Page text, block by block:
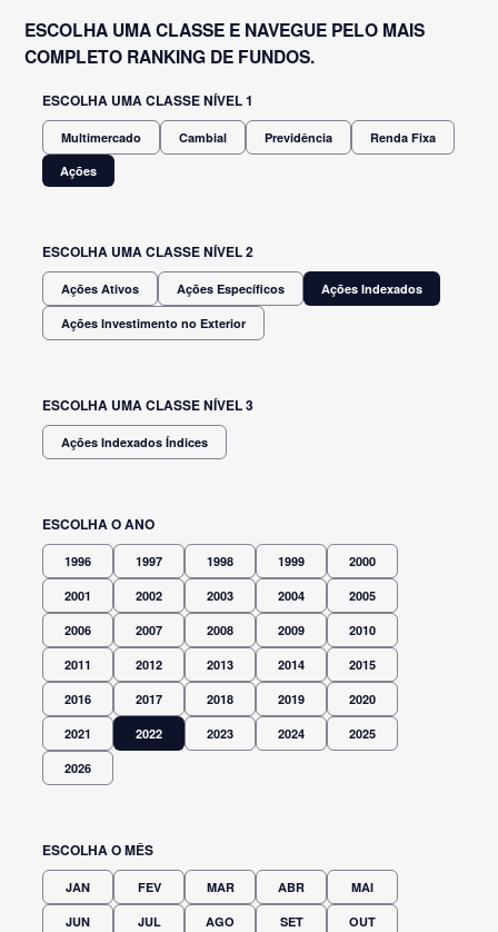
ESCOLHA UMA CLASSE E NAVEGUE PELO MAIS
COMPLETO RANKING DE FUNDOS.
ESCOLHA UMA CLASSE NÍVEL 1
Multimercado Cambial Previdência
Renda Fixa
Ações
ESCOLHA UMA CLASSE NÍVEL 2
Ações Ativos Ações Específicos Ações Indexados
Ações Investimento no Exterior
ESCOLHA UMA CLASSE NÍVEL 3
Ações Indexados Índices
ESCOLHA O ANO
1996 1997 1998 1999 2000
2001 2002 2003 2004 2005
2006 2007 2008 2009 2010
2011 2012 2013 2014 2015
2016 2017 2018 2019 2020
2021 2022 2023 2024 2025
2026
ESCOLHA O MÊS
JAN FEV MAR ABR MAI
JUN JUL AGO SET OUT